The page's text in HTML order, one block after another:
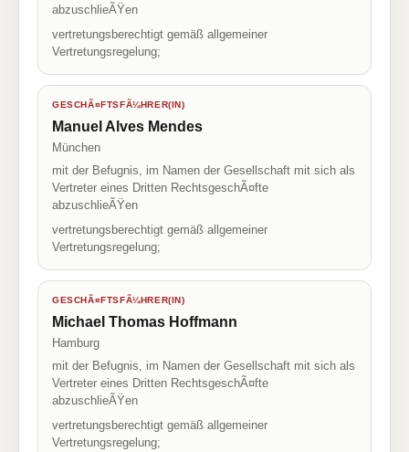
abzuschlieÃŸen
vertretungsberechtigt gemäß allgemeiner
Vertretungsregelung;
GESCHÃ¤FTSFÃ¼HRER(IN)
Manuel Alves Mendes
München
mit der Befugnis, im Namen der Gesellschaft mit sich als
Vertreter eines Dritten RechtsgeschÃ¤fte
abzuschlieÃŸen
vertretungsberechtigt gemäß allgemeiner
Vertretungsregelung;
GESCHÃ¤FTSFÃ¼HRER(IN)
Michael Thomas Hoffmann
Hamburg
mit der Befugnis, im Namen der Gesellschaft mit sich als
Vertreter eines Dritten RechtsgeschÃ¤fte
abzuschlieÃŸen
vertretungsberechtigt gemäß allgemeiner
Vertretungsregelung;